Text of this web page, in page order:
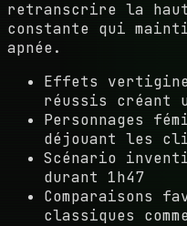
retranscrire la
constante qui
apnée.
Effets
réussis créant
Personnages
déjouant les
Scénario
durant 1h47
Comparaisons
classiques